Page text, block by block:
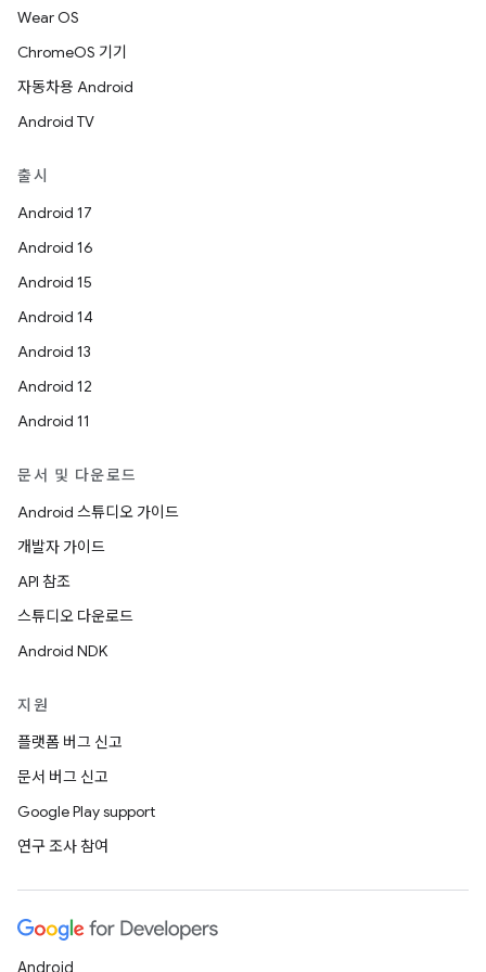
Wear OS
ChromeOS 기기
자동차용 Android
Android TV
출시
Android 17
Android 16
Android 15
Android 14
Android 13
Android 12
Android 11
문서 및 다운로드
Android 스튜디오 가이드
개발자 가이드
API 참조
스튜디오 다운로드
Android NDK
지원
플랫폼 버그 신고
문서 버그 신고
Google Play support
연구 조사 참여
Android